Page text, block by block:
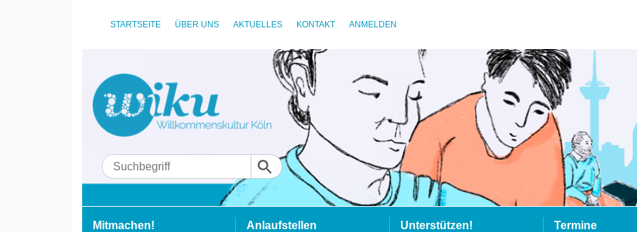
STARTSEITE ÜBER UNS AKTUELLES KONTAKT ANMELDEN
Mitmachen! Anlaufstellen Unterstützen! Termine